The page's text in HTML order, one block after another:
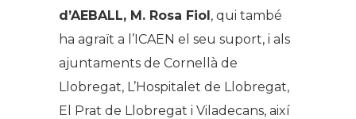
d’AEBALL, M. Rosa Fiol, qui també
ha agraït a l’ICAEN el seu suport, i als
ajuntaments de Cornellà de
Llobregat, L’Hospitalet de Llobregat,
El Prat de Llobregat i Viladecans, així